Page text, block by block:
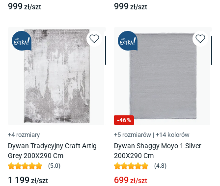
999zł/szt 999zł/szt
+4 rozmiary
Dywan Tradycyjny Craft Artig
Grey 200X290 Cm
(5.0)
1 199zł/szt
-46%
+5 rozmiarów | +14 kolorów
Dywan Shaggy Moyo 1 Silver
200X290 Cm
(4.8)
699zł/szt